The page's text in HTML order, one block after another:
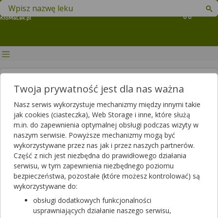
Koszyk
Znajdź lek w swojej okolicy
Zapytaj Farmaceutę – Przyjaciel
Pacjenta roku 2021
Publikacja: 2022-02-04 12:49 Aktualizacja: 2026-06-23 14:33
Rok 2021 przeszedł już do historii. Był to wyjątkowo
wymagający czas, gdyż nadal towarzyszyła nam pandemiczna
rzeczywistość i wiążące się z nią utrudnienia. Choć po fali
zakażeń na przełomie marca i kwietnia nastąpiło wyhamowanie
Autor
Artykuł rekomendowany przez:
magister farmacji Bartłomiej Łuczyński
Twoja prywatność jest dla nas ważna
Nasz serwis wykorzystuje mechanizmy między innymi takie
jak cookies (ciasteczka), Web Storage i inne, które służą
m.in. do zapewnienia optymalnej obsługi podczas wizyty w
naszym serwisie. Powyższe mechanizmy mogą być
wykorzystywane przez nas jak i przez naszych partnerów.
Część z nich jest niezbędna do prawidłowego działania
serwisu, w tym zapewnienia niezbędnego poziomu
bezpieczeństwa, pozostałe (które możesz kontrolować) są
wykorzystywane do:
obsługi dodatkowych funkcjonalności
usprawniających działanie naszego serwisu,